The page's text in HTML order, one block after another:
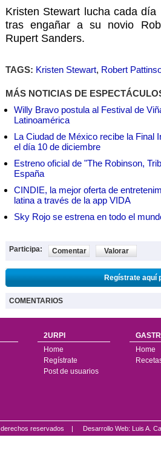
Kristen Stewart lucha cada
tras engañar a su novio
Rupert Sanders.
TAGS: Kristen Stewart, Robert
MÁS NOTICIAS DE
Willy Bravo postula al Festival de
Latinoamérica
La Ciudad de México recibe la Final
el día 10 de diciembre
Estreno oficial de "The Robinson,
España
CINDIE, la mejor oferta de
latina a través de la app VIDA
Sky Rojo se estrena en todo el
Participa: Comentar Valorar
Regístrate aquí
COMENTARIOS
2URPI
Home
Regístrate
Post de usuarios
Home
derechos reservados | Desarrollo Web: Luis